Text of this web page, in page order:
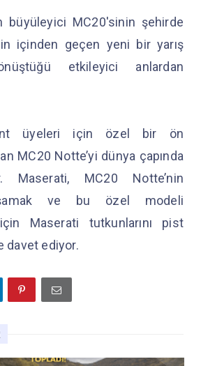
büyüleyici MC20'sinin şehirde
içinden geçen yeni bir yarış
etkileyici anlardan
üyeleri için özel bir ön
MC20 Notte’yi dünya çapında
Maserati, MC20 Notte’nin
ve bu özel modeli
Maserati tutkunlarını pist
davet ediyor.